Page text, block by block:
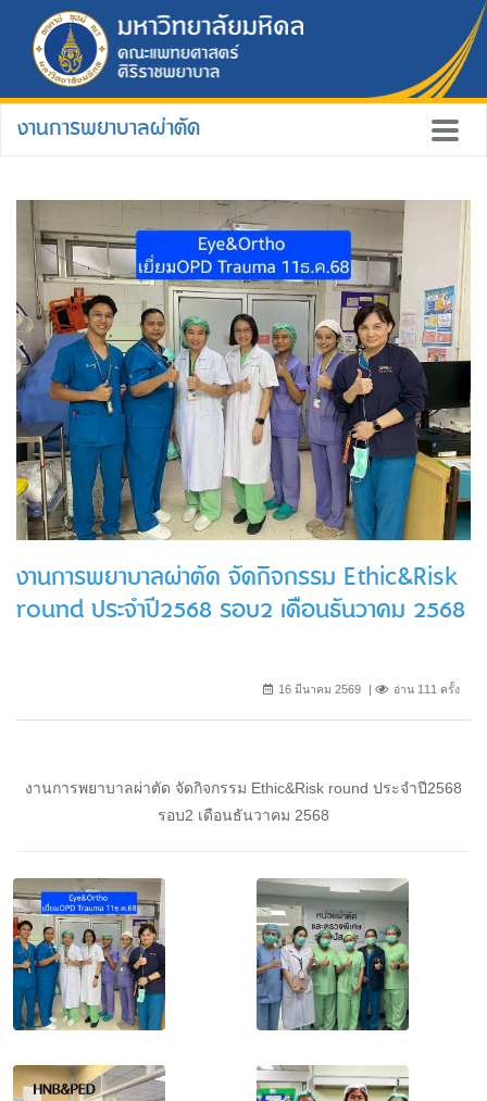
งานการพยาบาลผ่าตัด
งานการพยาบาลผ่าตัด จัดกิจกรรม Ethic&Risk
round ประจำปี2568 รอบ2 เดือนธันวาคม 2568
16 มีนาคม 2569 อ่าน 111 ครั้ง
งานการพยาบาลผ่าตัด จัดกิจกรรม Ethic&Risk round ประจำปี2568
รอบ2 เดือนธันวาคม 2568